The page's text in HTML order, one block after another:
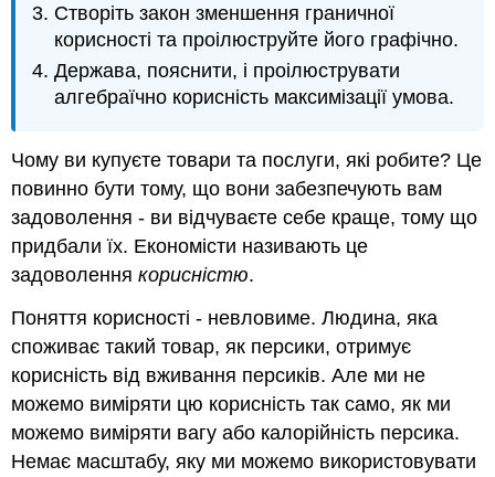
Створіть закон зменшення граничної
корисності та проілюструйте його графічно.
Держава, пояснити, і проілюструвати
алгебраїчно корисність максимізації умова.
Чому ви купуєте товари та послуги, які робите? Це
повинно бути тому, що вони забезпечують вам
задоволення - ви відчуваєте себе краще, тому що
придбали їх. Економісти називають це
задоволеннякорисністю.
Поняття корисності - невловиме. Людина, яка
споживає такий товар, як персики, отримує
корисність від вживання персиків. Але ми не
можемо виміряти цю корисність так само, як ми
можемо виміряти вагу або калорійність персика.
Немає масштабу, яку ми можемо використовувати